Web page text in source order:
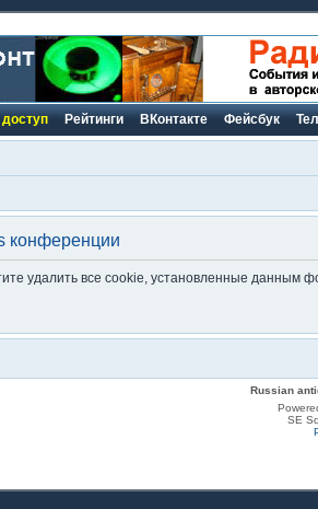
Рейтинги ВКонтакте Фейсбук
конференции
удалить все cookie, установленные данным
Russian
SE